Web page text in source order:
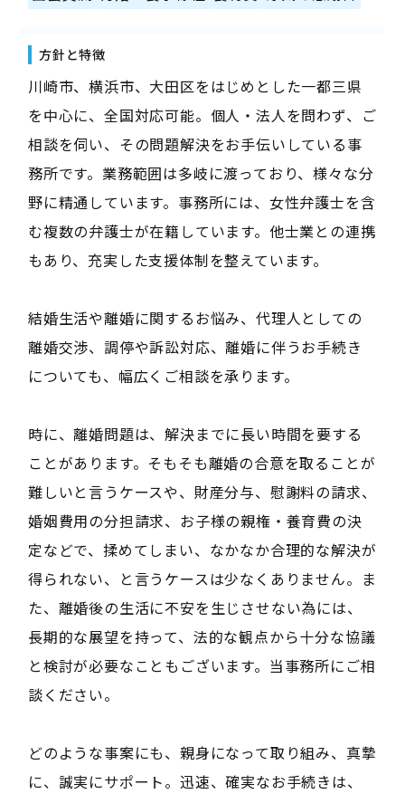
方針と特徴
川崎市、横浜市、大田区をはじめとした一都三県
を中心に、全国対応可能。個人・法人を問わず、ご
相談を伺い、その問題解決をお手伝いしている事
務所です。業務範囲は多岐に渡っており、様々な分
野に精通しています。事務所には、女性弁護士を含
む複数の弁護士が在籍しています。他士業との連携
もあり、充実した支援体制を整えています。
結婚生活や離婚に関するお悩み、代理人としての
離婚交渉、調停や訴訟対応、離婚に伴うお手続き
についても、幅広くご相談を承ります。
時に、離婚問題は、解決までに長い時間を要する
ことがあります。そもそも離婚の合意を取ることが
難しいと言うケースや、財産分与、慰謝料の請求、
婚姻費用の分担請求、お子様の親権・養育費の決
定などで、揉めてしまい、なかなか合理的な解決が
得られない、と言うケースは少なくありません。ま
た、離婚後の生活に不安を生じさせない為には、
長期的な展望を持って、法的な観点から十分な協議
と検討が必要なこともございます。当事務所にご相
談ください。
どのような事案にも、親身になって取り組み、真摯
に、誠実にサポート。迅速、確実なお手続きは、